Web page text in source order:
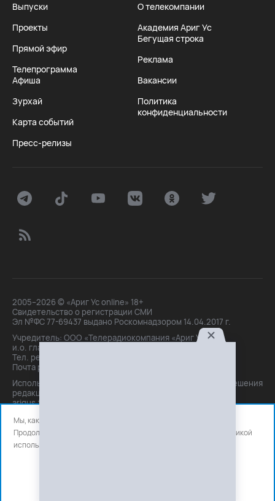
Выпуски
Проекты
Прямой эфир
Телепрограмма
Афиша
Зурхай
Карта событий
Пресс-релизы
О телекомпании
Академия Ариг Ус
Бегущая строка
Реклама
Вакансии
Политика
конфиденциальности
2005–2026 © «Ариг Ус online» 18+
Свидетельство о регистрации СМИ
Эл №ФС 77-69437 выдано Роскомнадзором 14.04.2017 г.
Учредитель: ООО «Телерадиокомпания «Ариг Ус»,
и.о. главного редактора: Маханова О.Б.
Тел. peдakции: +7(3012)21-30-14,
Почта peдakции: editor@arigus.tv
Использование материалов только с письменного разрешения
редакции. При цитировании прямая активная ссылка на
arigus.tv обязательна.
Мы, как и все используем файлы cookie и сервисы аналитики.
Продолжая использовать сайт, вы соглашаетесь с нашей
политикой
использования